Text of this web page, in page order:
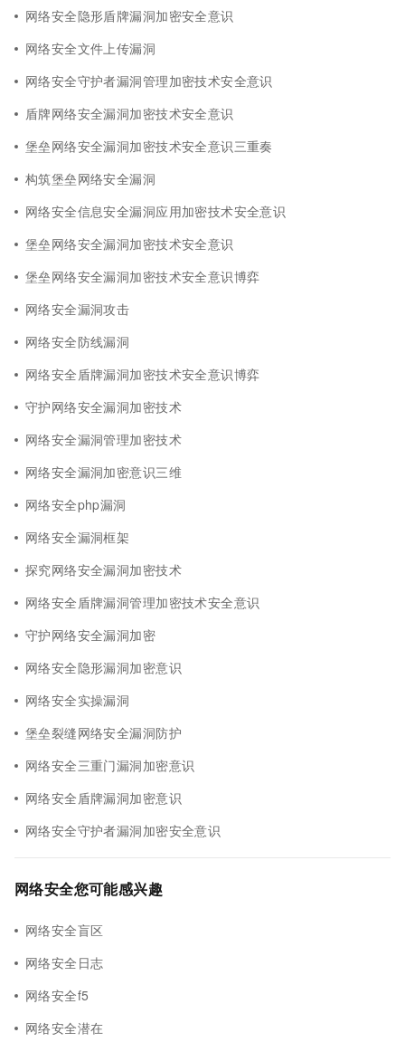
网络安全隐形盾牌漏洞加密安全意识
网络安全文件上传漏洞
网络安全守护者漏洞管理加密技术安全意识
盾牌网络安全漏洞加密技术安全意识
堡垒网络安全漏洞加密技术安全意识三重奏
构筑堡垒网络安全漏洞
网络安全信息安全漏洞应用加密技术安全意识
堡垒网络安全漏洞加密技术安全意识
堡垒网络安全漏洞加密技术安全意识博弈
网络安全漏洞攻击
网络安全防线漏洞
网络安全盾牌漏洞加密技术安全意识博弈
守护网络安全漏洞加密技术
网络安全漏洞管理加密技术
网络安全漏洞加密意识三维
网络安全php漏洞
网络安全漏洞框架
探究网络安全漏洞加密技术
网络安全盾牌漏洞管理加密技术安全意识
守护网络安全漏洞加密
网络安全隐形漏洞加密意识
网络安全实操漏洞
堡垒裂缝网络安全漏洞防护
网络安全三重门漏洞加密意识
网络安全盾牌漏洞加密意识
网络安全守护者漏洞加密安全意识
网络安全您可能感兴趣
网络安全盲区
网络安全日志
网络安全f5
网络安全潜在